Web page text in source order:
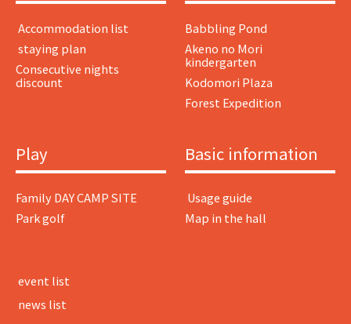
​ ​Accommodation list​ ​
​ ​staying plan​ ​
Consecutive nights
discount
Babbling Pond
Akeno no Mori
kindergarten
Kodomori Plaza
Forest Expedition
Play
Family DAY CAMP SITE
Park golf
Basic information
​ ​Usage guide​ ​
Map in the hall
​ ​event list​ ​
​ ​news list​ ​